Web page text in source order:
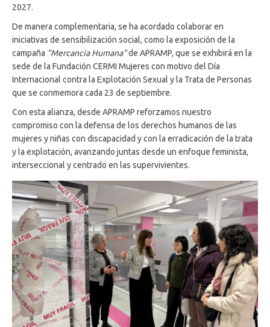
2027.
De manera complementaria, se ha acordado colaborar en
iniciativas de sensibilización social, como la exposición de la
campaña “Mercancía Humana”de APRAMP, que se exhibirá en la
sede de la Fundación CERMI Mujeres con motivo del Día
Internacional contra la Explotación Sexual y la Trata de Personas
que se conmemora cada 23 de septiembre.
Con esta alianza, desde APRAMP reforzamos nuestro
compromiso con la defensa de los derechos humanos de las
mujeres y niñas con discapacidad y con la erradicación de la trata
y la explotación, avanzando juntas desde un enfoque feminista,
interseccional y centrado en las supervivientes.